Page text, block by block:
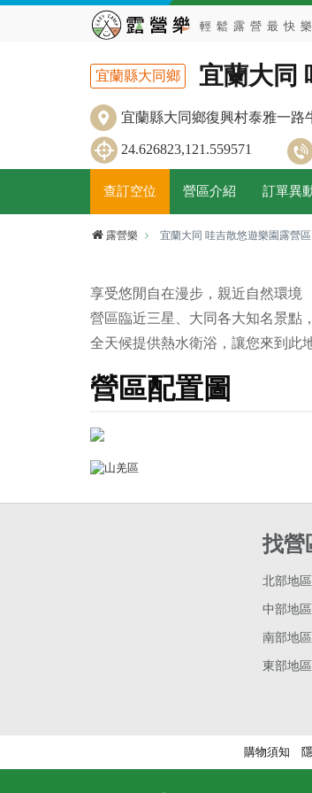
宜蘭縣大同鄉 宜蘭大同
宜蘭縣大同鄉復興村泰雅一路
24.626823,121.559571
查訂空位 營區介紹 訂單異
露營樂 宜蘭大同 哇吉散悠遊樂園露營區
享受悠閒自在漫步，親近自然環境
營區臨近三星、大同各大知名景點
全天候提供熱水衛浴，讓您來到此
營區配置圖
找營
北部地區
中部地區
南部地區
東部地區
購物須知